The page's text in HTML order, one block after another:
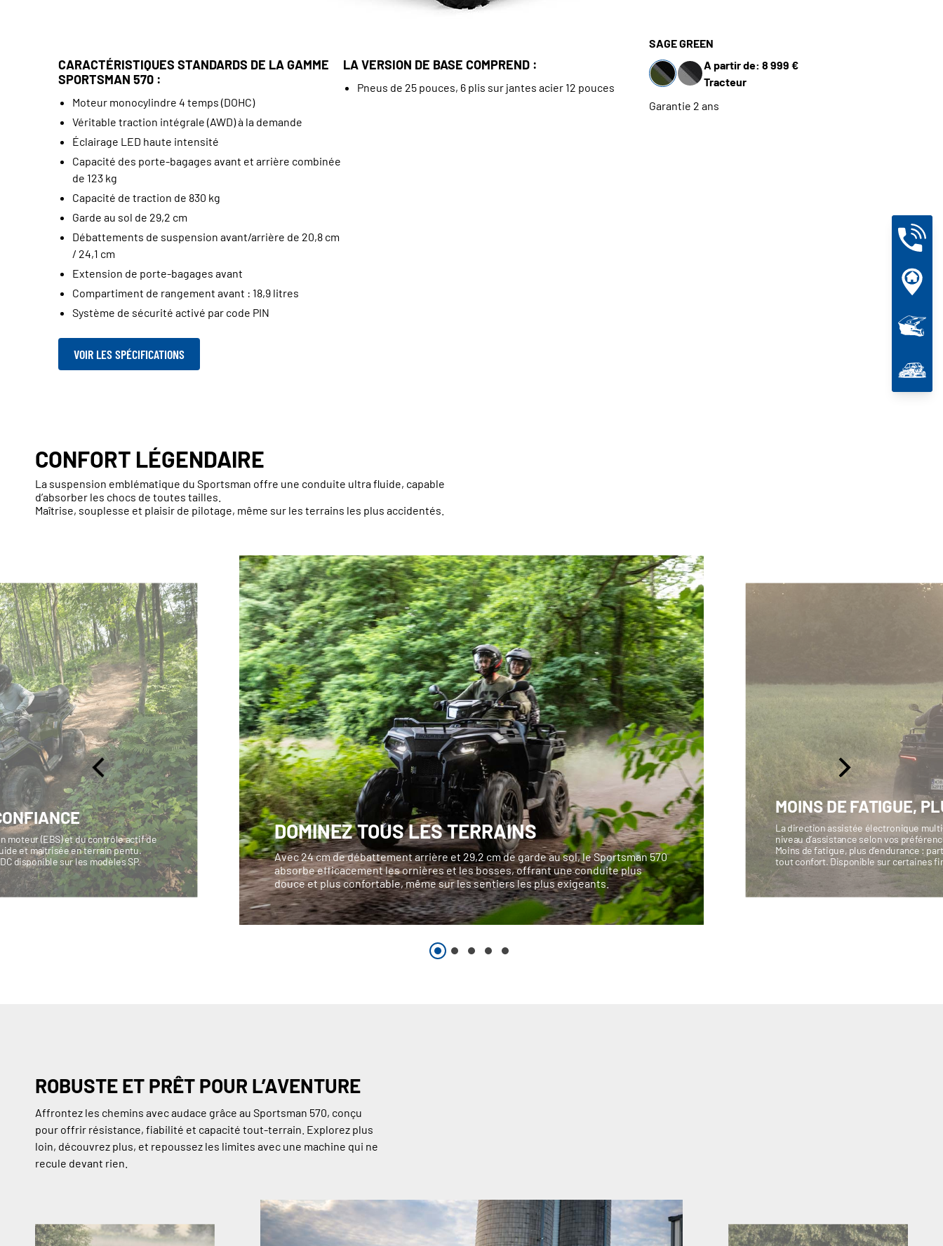
SAGE GREEN
A partir de: 8 999 €
Tracteur
Garantie 2 ans
CARACTÉRISTIQUES STANDARDS DE LA GAMME
SPORTSMAN 570 :
Moteur monocylindre 4 temps (DOHC)
Véritable traction intégrale (AWD) à la demande
Éclairage LED haute intensité
Capacité des porte-bagages avant et arrière combinée
de 123 kg
Capacité de traction de 830 kg
Garde au sol de 29,2 cm
Débattements de suspension avant/arrière de 20,8 cm
/ 24,1 cm
Extension de porte-bagages avant
Compartiment de rangement avant : 18,9 litres
Système de sécurité activé par code PIN
LA VERSION DE BASE COMPREND :
Pneus de 25 pouces, 6 plis sur jantes acier 12 pouces
VOIR LES SPÉCIFICATIONS
CONFORT LÉGENDAIRE
La suspension emblématique du Sportsman offre une conduite ultra fluide, capable
d’absorber les chocs de toutes tailles.
Maîtrise, souplesse et plaisir de pilotage, même sur les terrains les plus accidentés.
moteur (EBS) et du contrôle actif de
et maîtrisée en terrain pentu.
disponible sur les modèles SP.
DOMINEZ TOUS LES TERRAINS
Avec 24 cm de débattement arrière et 29,2 cm de garde au sol, le Sportsman 570
absorbe efficacement les ornières et les bosses, offrant une conduite plus
douce et plus confortable, même sur les sentiers les plus exigeants.
MOINS DE FATIGUE,
La direction assistée électronique
niveau d’assistance selon vos
Moins de fatigue, plus d’endurance :
tout confort. Disponible sur certaines
ROBUSTE ET PRÊT POUR L’AVENTURE
Affrontez les chemins avec audace grâce au Sportsman 570, conçu
pour offrir résistance, fiabilité et capacité tout-terrain. Explorez plus
loin, découvrez plus, et repoussez les limites avec une machine qui ne
recule devant rien.